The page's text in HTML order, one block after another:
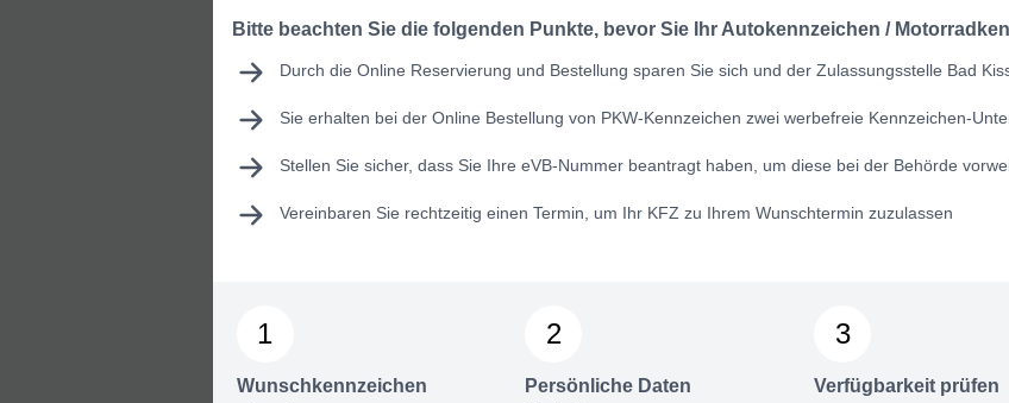
Bitte beachten Sie die folgenden Punkte, bevor Sie Ihr Autokennzeichen /
Durch die Online Reservierung und Bestellung sparen Sie sich und der Zulassungsstelle Bad
Sie erhalten bei der Online Bestellung von PKW-Kennzeichen zwei werbefreie Kennzeichen-
Stellen Sie sicher, dass Sie Ihre eVB-Nummerbeantragt haben, um diese bei der Behörde
Vereinbaren Sie rechtzeitig einen Termin, um Ihr KFZ zu Ihrem Wunschtermin zuzulassen
1
Wunschkennzeichen
2
Persönliche Daten
3
Verfügbarkeit prüfen